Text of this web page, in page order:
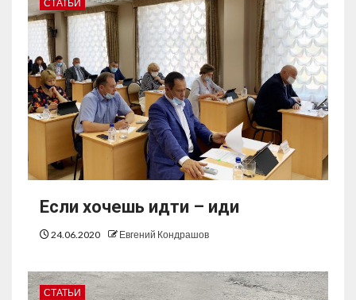
СТАТЬИ
Если хочешь идти – иди
24.06.2020 Евгений Кондрашов
СТАТЬИ